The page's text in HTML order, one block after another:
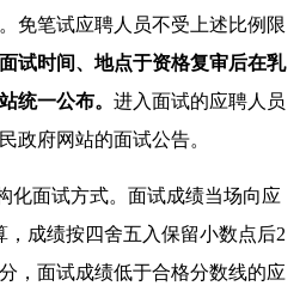
免笔试应聘人员不受上述比例限
试时间、地点于资格复审后在乳
统一公布。 进入面试的应聘人员
政府网站的面试公告。
面试方式。面试成绩当场向应
，成绩按四舍五入保留小数点后2
，面试成绩低于合格分数线的应